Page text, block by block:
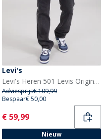
Levi's
Levi's Heren 501 Levis Original Jeans Crash Courses
Adviesprijs€ 109,99
Bespaar€ 50,00
Current
€ 59,99
Nieuw